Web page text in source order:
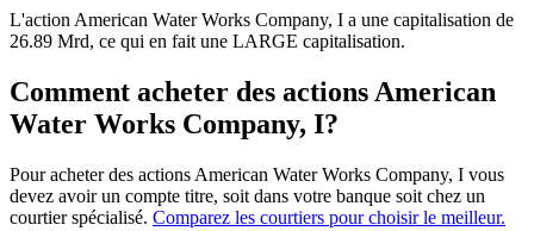
L'action American Water Works Company, I a une capitalisation de
26.89 Mrd, ce qui en fait une LARGE capitalisation.
Comment acheter des actions American
Water Works Company, I?
Pour acheter des actions American Water Works Company, I vous
devez avoir un compte titre, soit dans votre banque soit chez un
courtier spécialisé. Comparez les courtiers pour choisir le meilleur.